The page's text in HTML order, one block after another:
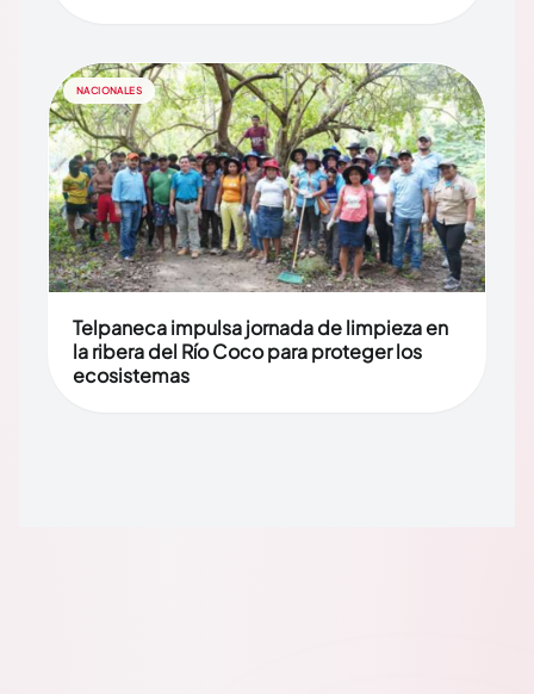
NACIONALES
Telpaneca impulsa jornada de limpieza en
la ribera del Río Coco para proteger los
ecosistemas